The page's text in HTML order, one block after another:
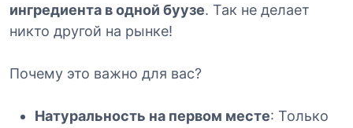
ингредиента в одной буузе. Так не делает
никто другой на рынке!
Почему это важно для вас?
Натуральность на первом месте: Только